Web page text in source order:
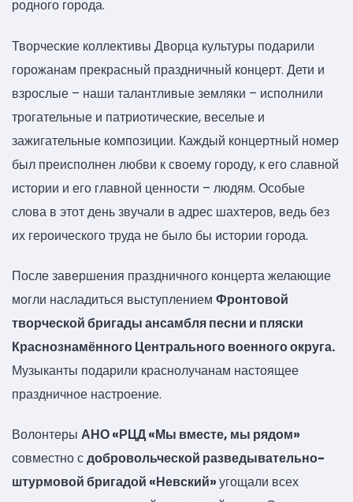
родного города.
Творческие коллективы Дворца культуры подарили
горожанам прекрасный праздничный концерт. Дети и
взрослые – наши талантливые земляки – исполнили
трогательные и патриотические, веселые и
зажигательные композиции. Каждый концертный номер
был преисполнен любви к своему городу, к его славной
истории и его главной ценности – людям. Особые
слова в этот день звучали в адрес шахтеров, ведь без
их героического труда не было бы истории города.
После завершения праздничного концерта желающие
могли насладиться выступлением Фронтовой
творческой бригады ансамбля песни и пляски
Краснознамённого Центрального военного округа.
Музыканты подарили краснолучанам настоящее
праздничное настроение.
Волонтеры АНО «РЦД «Мы вместе, мы рядом»
совместно сдобровольческой разведывательно-
штурмовой бригадой «Невский»угощали всех